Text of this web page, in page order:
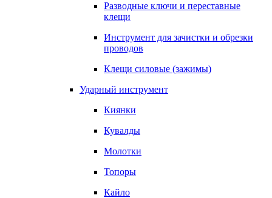
Разводные ключи и переставные
клещи
Инструмент для зачистки и обрезки
проводов
Клещи силовые (зажимы)
Ударный инструмент
Киянки
Кувалды
Молотки
Топоры
Кайло